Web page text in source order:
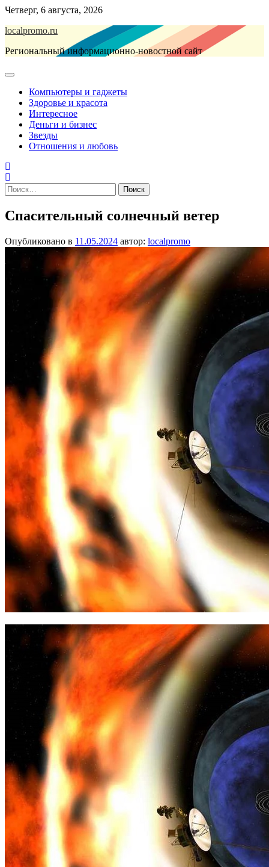
Перейти
содержимому
Четверг, 6 августа, 2026
localpromo.ru
Региональный информационно-новостной сайт
Компьютеры и гаджеты
Здоровье и красота
Интересное
Деньги и бизнес
Звезды
Отношения и любовь
Найти:
Спасительный солнечный ветер
Опубликовано в 11.05.2024 автор: localpromo